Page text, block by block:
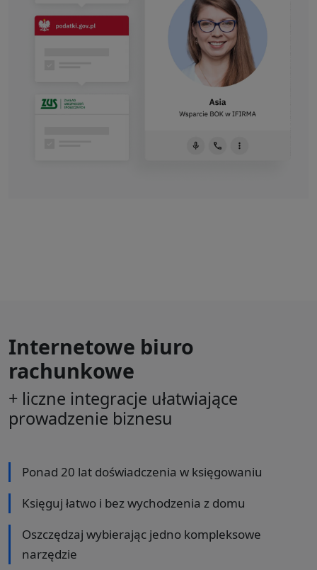
Internetowe biuro
rachunkowe
+ liczne integracje ułatwiające
prowadzenie biznesu
Ponad 20 lat doświadczenia w księgowaniu
Księguj łatwo i bez wychodzenia z domu
Oszczędzaj wybierając jedno kompleksowe
narzędzie